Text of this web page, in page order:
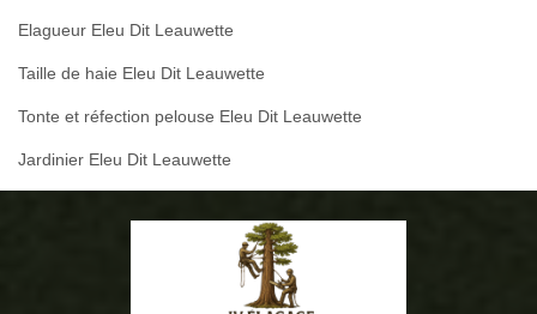
Elagueur Eleu Dit Leauwette
Taille de haie Eleu Dit Leauwette
Tonte et réfection pelouse Eleu Dit Leauwette
Jardinier Eleu Dit Leauwette